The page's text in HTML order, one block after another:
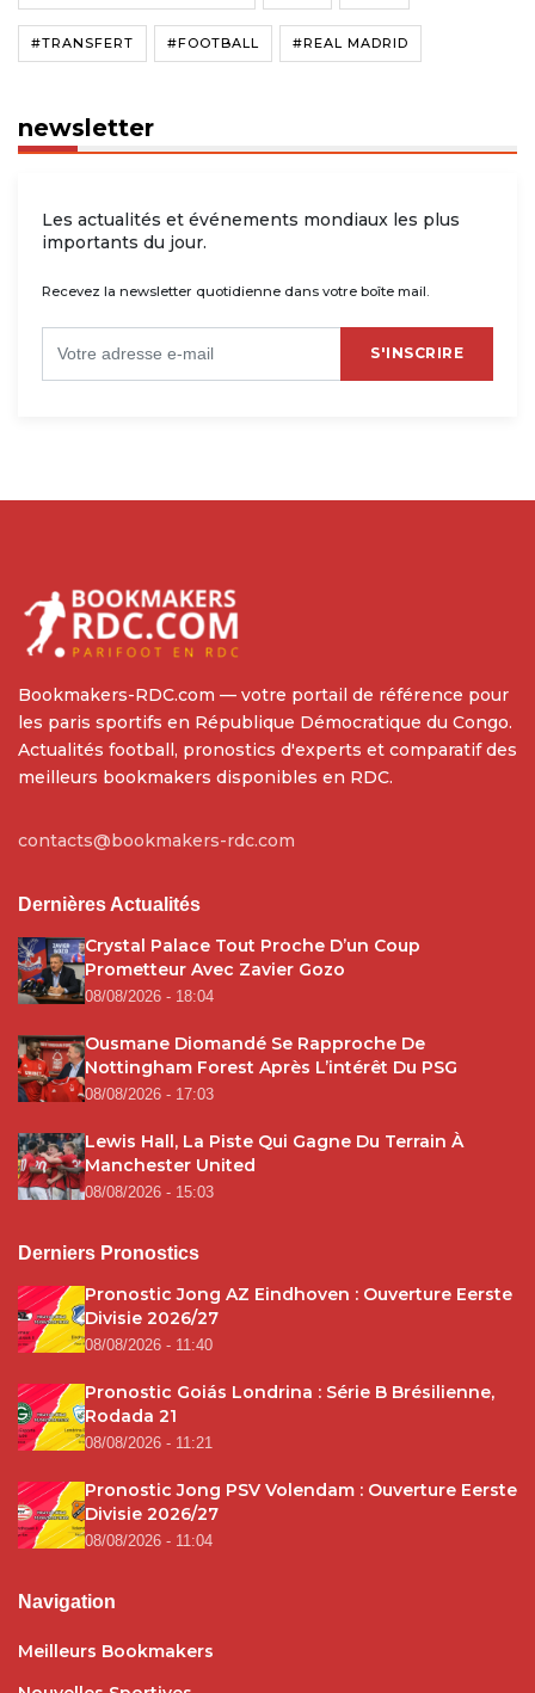
#TRANSFERT #FOOTBALL #REAL MADRID
newsletter
Les actualités et événements mondiaux les plus
importants du jour.
Recevez la newsletter quotidienne dans votre boîte mail.
S'INSCRIRE
Bookmakers-RDC.com — votre portail de référence pour
les paris sportifs en République Démocratique du Congo.
Actualités football, pronostics d'experts et comparatif des
meilleurs bookmakers disponibles en RDC.
contacts@bookmakers-rdc.com
Dernières Actualités
Crystal Palace Tout Proche D’un Coup
Prometteur Avec Zavier Gozo
08/08/2026 - 18:04
Ousmane Diomandé Se Rapproche De
Nottingham Forest Après L’intérêt Du PSG
08/08/2026 - 17:03
Lewis Hall, La Piste Qui Gagne Du Terrain À
Manchester United
08/08/2026 - 15:03
Derniers Pronostics
Pronostic Jong AZ Eindhoven : Ouverture Eerste
Divisie 2026/27
08/08/2026 - 11:40
Pronostic Goiás Londrina : Série B Brésilienne,
Rodada 21
08/08/2026 - 11:21
Pronostic Jong PSV Volendam : Ouverture Eerste
Divisie 2026/27
08/08/2026 - 11:04
Navigation
Meilleurs Bookmakers